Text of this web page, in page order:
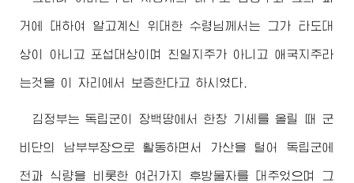
거에 대하여 알고계신 위대한 수령님께서는 그가 타도대
상이 아니고 포섭대상이며 친일지주가 아니고 애국지주라
는것을 이 자리에서 보증한다고 하시였다.
김정부는 독립군이 장백땅에서 한창 기세를 올릴 때 군
비단의 남부부장으로 활동하면서 가산을 털어 독립군에
천과 식량을 비롯한 여러가지 후방물자를 대주었으며 그